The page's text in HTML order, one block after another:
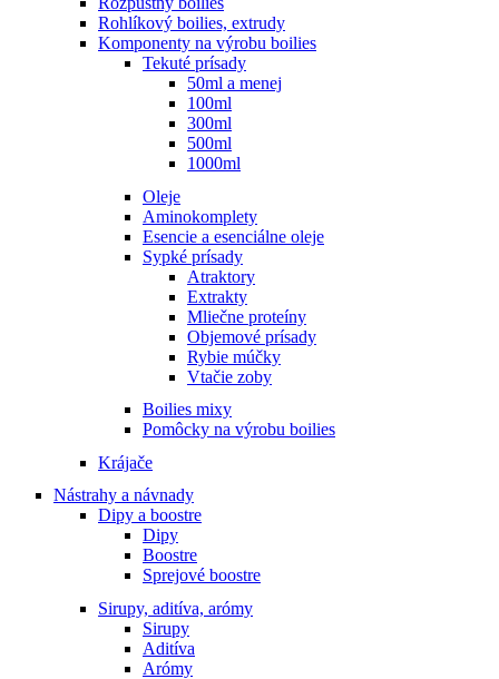
Rohlíkový boilies, extrudy
Komponenty na výrobu boilies
Tekuté prísady
50ml a menej
100ml
300ml
500ml
1000ml
Oleje
Aminokomplety
Esencie a esenciálne oleje
Sypké prísady
Atraktory
Extrakty
Mliečne proteíny
Objemové prísady
Rybie múčky
Vtačie zoby
Boilies mixy
Pomôcky na výrobu boilies
Krájače
Nástrahy a návnady
Dipy a boostre
Dipy
Boostre
Sprejové boostre
Sirupy, aditíva, arómy
Sirupy
Aditíva
Arómy